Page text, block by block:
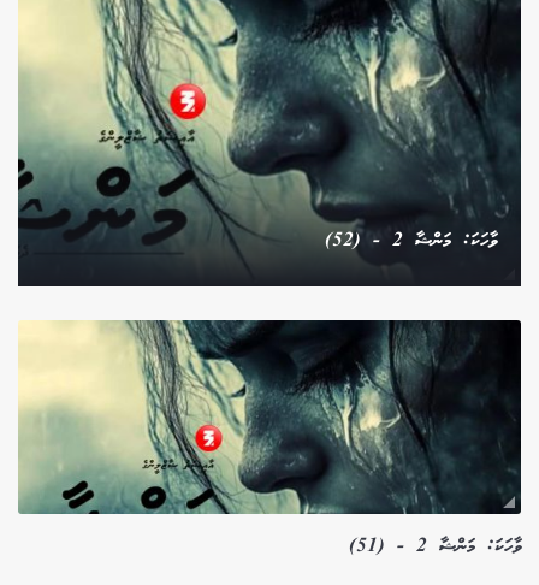
ވާހަކަ: މަންޝާ 2 - (52)
ވާހަކަ: މަންޝާ 2 - (51)